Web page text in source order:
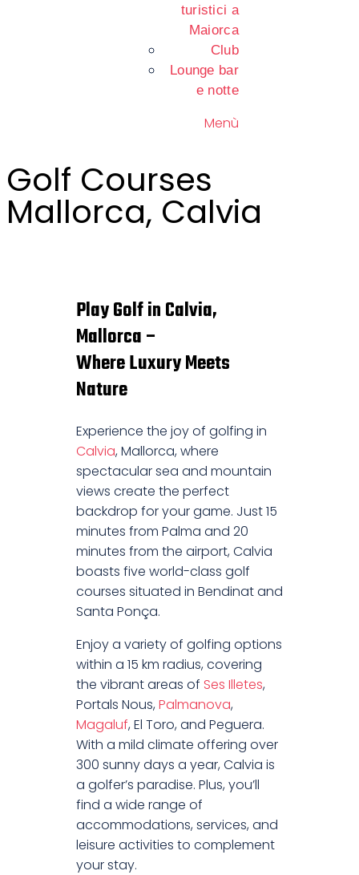
turistici a
Maiorca
Club
Lounge bar
e notte
Menù
Golf Courses
Mallorca, Calvia
Play Golf in Calvia,
Mallorca –
Where Luxury Meets
Nature
Experience the joy of golfing in
Calvia, Mallorca, where
spectacular sea and mountain
views create the perfect
backdrop for your game. Just 15
minutes from Palma and 20
minutes from the airport, Calvia
boasts five world-class golf
courses situated in Bendinat and
Santa Ponça.
Enjoy a variety of golfing options
within a 15 km radius, covering
the vibrant areas of Ses Illetes,
Portals Nous,Palmanova,
Magaluf, El Toro, and Peguera.
With a mild climate offering over
300 sunny days a year, Calvia is
a golfer’s paradise. Plus, you’ll
find a wide range of
accommodations, services, and
leisure activities to complement
your stay.